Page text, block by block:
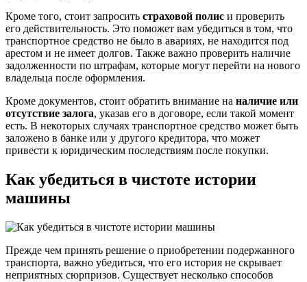
Кроме того, стоит запросить страховой полис и проверить
его действительность. Это поможет вам убедиться в том, что
транспортное средство не было в авариях, не находится под
арестом и не имеет долгов. Также важно проверить наличие
задолженности по штрафам, которые могут перейти на нового
владельца после оформления.
Кроме документов, стоит обратить внимание на наличие или
отсутствие залога, указав его в договоре, если такой момент
есть. В некоторых случаях транспортное средство может быть
заложено в банке или у другого кредитора, что может
привести к юридическим последствиям после покупки.
Как убедиться в чистоте истории
машины
Прежде чем принять решение о приобретении подержанного
транспорта, важно убедиться, что его история не скрывает
неприятных сюрпризов. Существует несколько способов